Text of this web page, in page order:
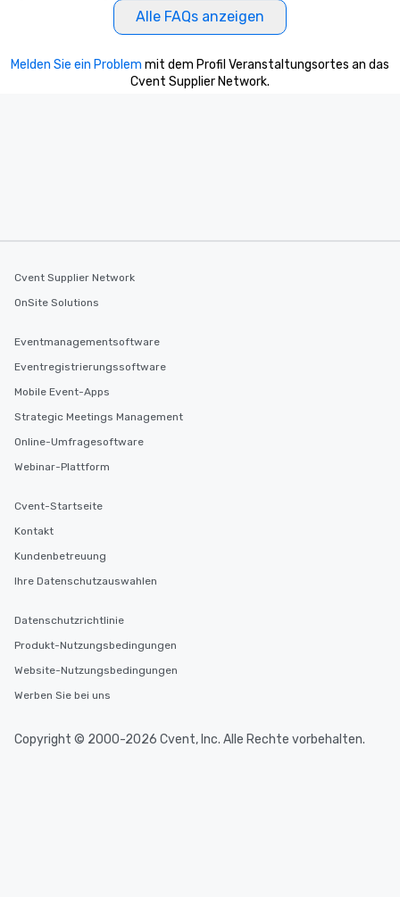
Alle FAQs anzeigen
Melden Sie ein Problem mit dem Profil Veranstaltungsortes an das
Cvent Supplier Network.
Cvent Supplier Network
OnSite Solutions
Eventmanagementsoftware
Eventregistrierungssoftware
Mobile Event-Apps
Strategic Meetings Management
Online-Umfragesoftware
Webinar-Plattform
Cvent-Startseite
Kontakt
Kundenbetreuung
Ihre Datenschutzauswahlen
Datenschutzrichtlinie
Produkt-Nutzungsbedingungen
Website-Nutzungsbedingungen
Werben Sie bei uns
Copyright © 2000-2026 Cvent, Inc. Alle Rechte vorbehalten.